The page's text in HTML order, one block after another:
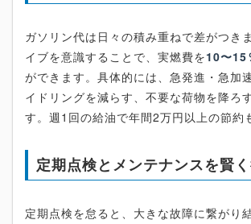
ガソリン代は日々の積み重ねで差がつき
イブを意識することで、実燃費を10〜15
ができます。具体的には、急発進・急加
イドリングを減らす、不要な荷物を降ろ
す。週1回の給油で年間2万円以上の節約
定期点検とメンテナンスを賢く
定期点検を怠ると、大きな故障に繋がり